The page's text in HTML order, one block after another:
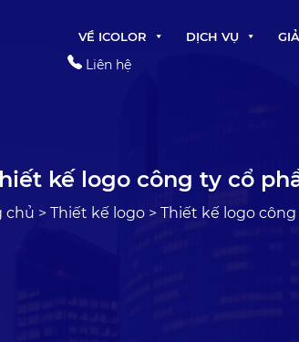
VỀ ICOLOR DỊCH VỤ
Liên hệ
kế logo công ty cổ
chủ > Thiết kế logo > Thiết kế logo